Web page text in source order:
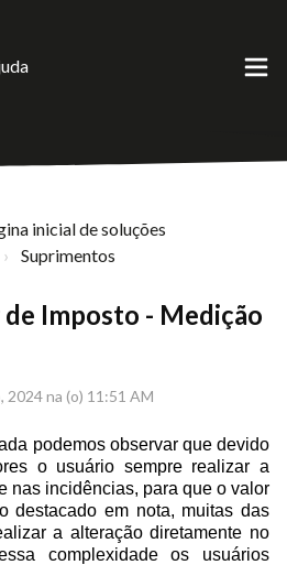
inicial de soluções
Suprimentos
Imposto - Medição
2024 na (o) 11:51 AM
podemos observar que devido
o usuário sempre realizar a
nas incidências, para que o valor
destacado em nota, muitas das
a alteração diretamente no
complexidade os usuários